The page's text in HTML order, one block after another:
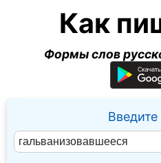
Как
Формы слов